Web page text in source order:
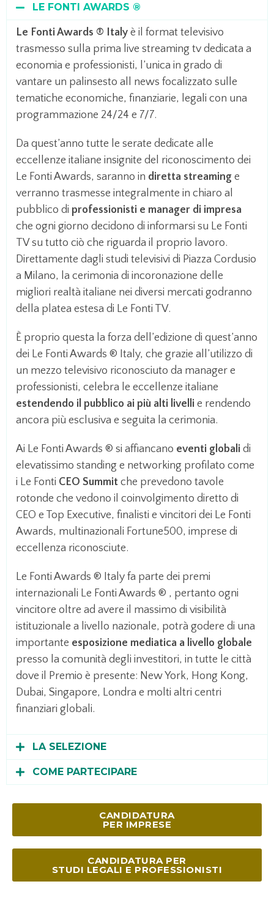
LE FONTI AWARDS ®
Le Fonti Awards ® Italy è il format televisivo
trasmesso sulla prima live streaming tv dedicata a
economia e professionisti, l’unica in grado di
vantare un palinsesto all news focalizzato sulle
tematiche economiche, finanziarie, legali con una
programmazione 24/24 e 7/7.
Da quest’anno tutte le serate dedicate alle
eccellenze italiane insignite del riconoscimento dei
Le Fonti Awards, saranno in diretta streaming e
verranno trasmesse integralmente in chiaro al
pubblico di professionisti e manager di impresa
che ogni giorno decidono di informarsi su Le Fonti
TV su tutto ciò che riguarda il proprio lavoro.
Direttamente dagli studi televisivi di Piazza Cordusio
a Milano, la cerimonia di incoronazione delle
migliori realtà italiane nei diversi mercati godranno
della platea estesa di Le Fonti TV.
È proprio questa la forza dell’edizione di quest’anno
dei Le Fonti Awards ® Italy, che grazie all’utilizzo di
un mezzo televisivo riconosciuto da manager e
professionisti, celebra le eccellenze italiane
estendendo il pubblico ai più alti livelli e rendendo
ancora più esclusiva e seguita la cerimonia.
Ai Le Fonti Awards ® si affiancano eventi globali di
elevatissimo standing e networking profilato come
i Le Fonti CEO Summit che prevedono tavole
rotonde che vedono il coinvolgimento diretto di
CEO e Top Executive, finalisti e vincitori dei Le Fonti
Awards, multinazionali Fortune500, imprese di
eccellenza riconosciute.
Le Fonti Awards ® Italy fa parte dei premi
internazionali Le Fonti Awards ® , pertanto ogni
vincitore oltre ad avere il massimo di visibilità
istituzionale a livello nazionale, potrà godere di una
importante esposizione mediatica a livello globale
presso la comunità degli investitori, in tutte le città
dove il Premio è presente: New York, Hong Kong,
Dubai, Singapore, Londra e molti altri centri
finanziari globali.
LA SELEZIONE
COME PARTECIPARE
CANDIDATURA
PER IMPRESE
CANDIDATURA PER
STUDI LEGALI E PROFESSIONISTI